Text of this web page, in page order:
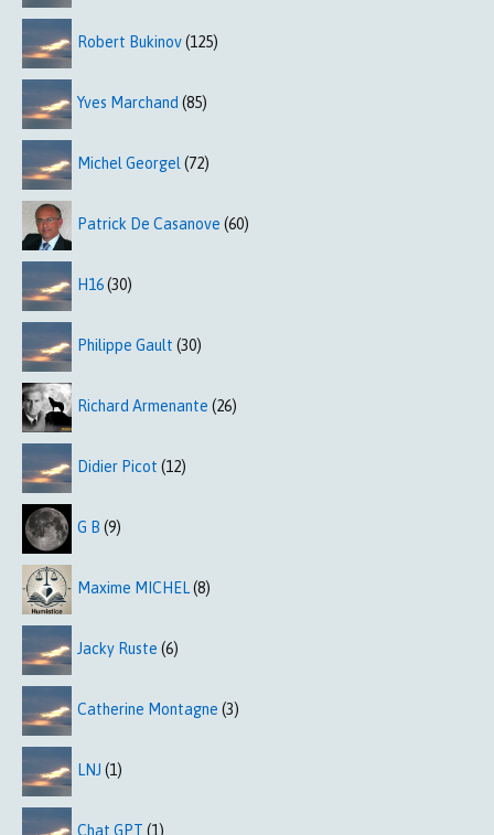
Robert Bukinov(125)
Yves Marchand (85)
Michel Georgel (72)
Patrick De Casanove (60)
H16(30)
Philippe Gault (30)
Richard Armenante (26)
Didier Picot (12)
G B (9)
Maxime MICHEL(8)
Jacky Ruste (6)
Catherine Montagne (3)
LNJ (1)
Chat GPT (1)